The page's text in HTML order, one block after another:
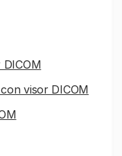
visor DICOM